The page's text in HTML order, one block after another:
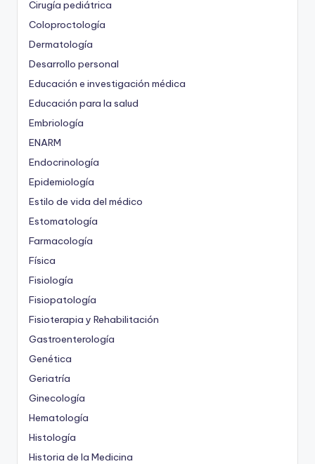
Cirugía pediátrica
Coloproctología
Dermatología
Desarrollo personal
Educación e investigación médica
Educación para la salud
Embriología
ENARM
Endocrinología
Epidemiología
Estilo de vida del médico
Estomatología
Farmacología
Física
Fisiología
Fisiopatología
Fisioterapia y Rehabilitación
Gastroenterología
Genética
Geriatría
Ginecología
Hematología
Histología
Historia de la Medicina